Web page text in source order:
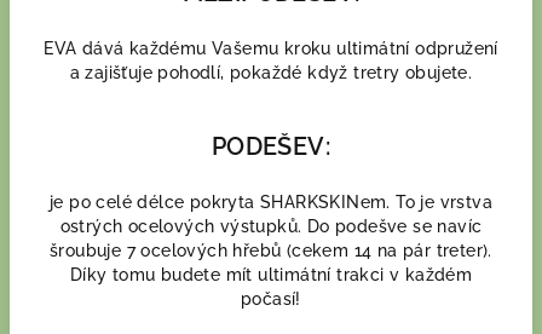
EVA dává každému Vašemu kroku ultimátní odpružení
a zajišťuje pohodlí, pokaždé když tretry obujete.
PODEŠEV:
je po celé délce pokryta SHARKSKINem. To je vrstva
ostrých ocelových výstupků. Do podešve se navíc
šroubuje 7 ocelových hřebů (cekem 14 na pár treter).
Díky tomu budete mít ultimátní trakci v každém
počasí!